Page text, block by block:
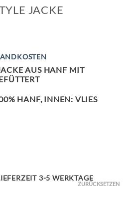
JACKE
AUS HANF MIT
HANF, INNEN: VLIES
3-5 WERKTAGE
ZURÜCKSETZEN